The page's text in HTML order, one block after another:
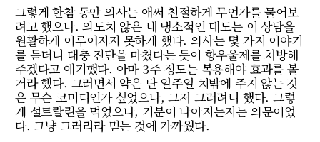
그렇게 한참 동안 의사는 애써 친절하게 무언가를 물어보
려고 했으나. 의도치 않은 내 냉소적인 태도는 이 상담을
원활하게 이루어지지 못하게 했다. 의사는 몇 가지 이야기
를 듣더니 대충 진단을 마쳤다는 듯이 항우울제를 처방해
주겠다고 얘기했다. 아마 3주 정도는 복용해야 효과를 볼
거라 했다. 그러면서 약은 단 일주일 치밖에 주지 않는 것
은 무슨 코미디인가 싶었으나, 그저 그러려니 했다. 그렇
게 설트랄린을 먹었으나, 기분이 나아지는지는 의문이었
다. 그냥 그러리라 믿는 것에 가까웠다.